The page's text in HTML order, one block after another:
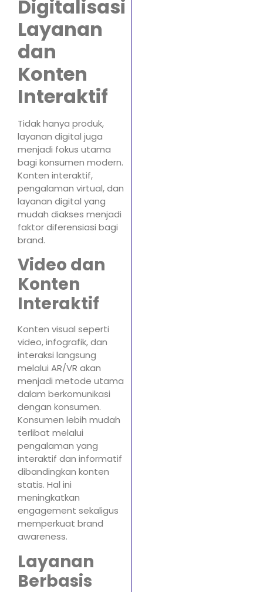
Digitalisasi
Layanan
dan
Konten
Interaktif
Tidak hanya produk,
layanan digital juga
menjadi fokus utama
bagi konsumen modern.
Konten interaktif,
pengalaman virtual, dan
layanan digital yang
mudah diakses menjadi
faktor diferensiasi bagi
brand.
Video dan
Konten
Interaktif
Konten visual seperti
video, infografik, dan
interaksi langsung
melalui AR/VR akan
menjadi metode utama
dalam berkomunikasi
dengan konsumen.
Konsumen lebih mudah
terlibat melalui
pengalaman yang
interaktif dan informatif
dibandingkan konten
statis. Hal ini
meningkatkan
engagement sekaligus
memperkuat brand
awareness.
Layanan
Berbasis